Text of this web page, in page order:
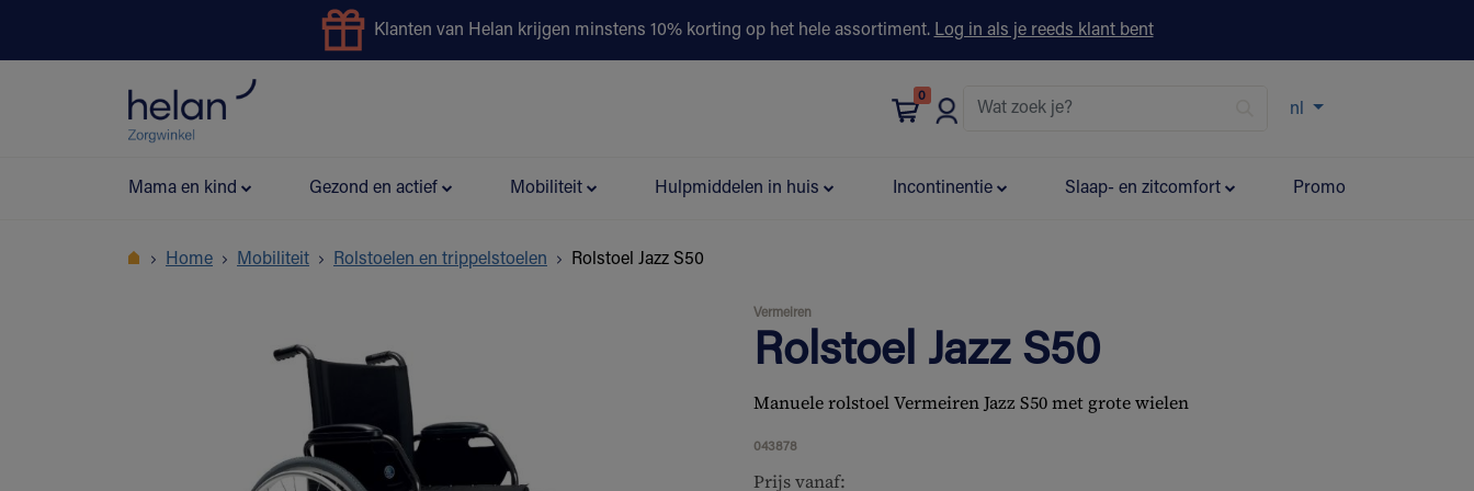
Klanten van Helan krijgen minstens 10% korting op het hele assortiment. Log in als je reeds klant bent
0
nl
Mama en kind Gezond en actief Mobiliteit Hulpmiddelen in huis Incontinentie Slaap- en zitcomfort Promo
Home Mobiliteit Rolstoelen en trippelstoelen Rolstoel Jazz S50
Vermeiren
Rolstoel Jazz S50
Manuele rolstoel Vermeiren Jazz S50 met grote wielen
043878
Prijs vanaf: